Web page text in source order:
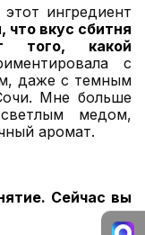
ингредиент
что вкус сбитня
того, какой
с
даже с темным
Мне больше
медом,
аромат.
Сейчас вы